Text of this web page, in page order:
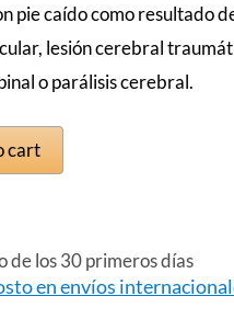
pie caído como resultado
lesión cerebral
o parálisis cerebral.
cart
de los 30 primeros días
en envíos